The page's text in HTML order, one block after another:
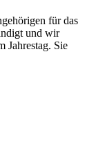
für das
und wir
Jahrestag. Sie